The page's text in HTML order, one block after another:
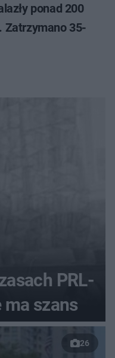
ponad 200
Zatrzymano 35-
PRL-
ma szans
26